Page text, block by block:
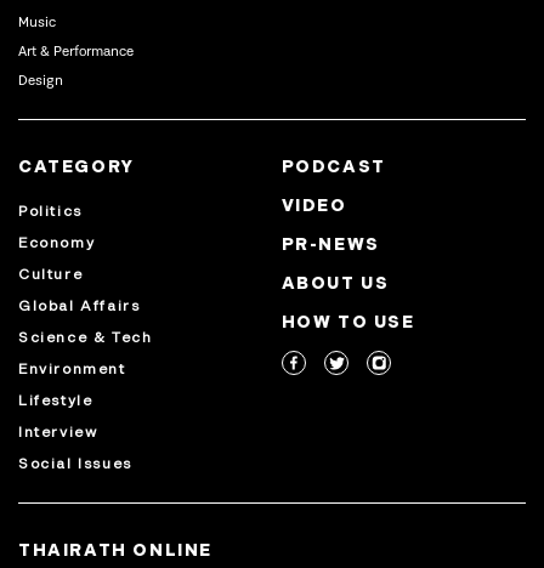
Music
Art & Performance
Design
CATEGORY
Politics
Economy
Culture
Global Affairs
Science & Tech
Environment
Lifestyle
Interview
Social Issues
PODCAST
VIDEO
PR-NEWS
ABOUT US
HOW TO USE
THAIRATH ONLINE